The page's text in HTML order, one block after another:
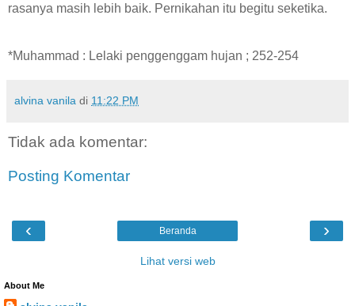
rasanya masih lebih baik. Pernikahan itu begitu seketika.
*Muhammad : Lelaki penggenggam hujan ; 252-254
alvina vanila di 11:22 PM
Tidak ada komentar:
Posting Komentar
‹ ›
Beranda
Lihat versi web
About Me